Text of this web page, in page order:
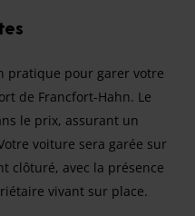
pratique pour garer votre
de Francfort-Hahn. Le
le prix, assurant un
voiture sera garée sur
clôturé, avec la présence
vivant sur place.